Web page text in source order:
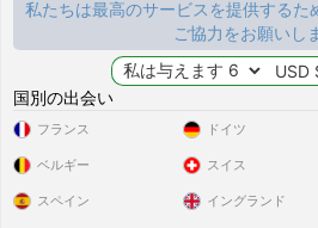
私たちは最高のサービスを提供するた
ご協力をお願いし
国別の出会い
フランス
ベルギー
スペイン
ドイツ
スイス
イングランド